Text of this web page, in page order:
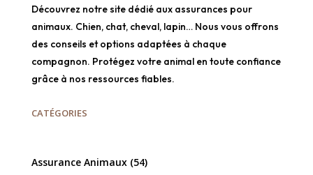
Découvrez notre site dédié aux assurances pour
animaux. Chien, chat, cheval, lapin… Nous vous offrons
des conseils et options adaptées à chaque
compagnon. Protégez votre animal en toute confiance
grâce à nos ressources fiables.
CATÉGORIES
Assurance Animaux(54)